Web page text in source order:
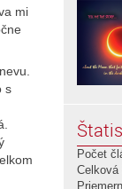
mi
s
Počet
Celková